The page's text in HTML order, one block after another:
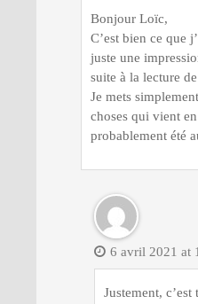
Bonjour Loïc,
C’est bien ce que
juste une
suite à la lecture
Je mets
choses qui vient
probablement été
6 avril 2021 at
Justement,